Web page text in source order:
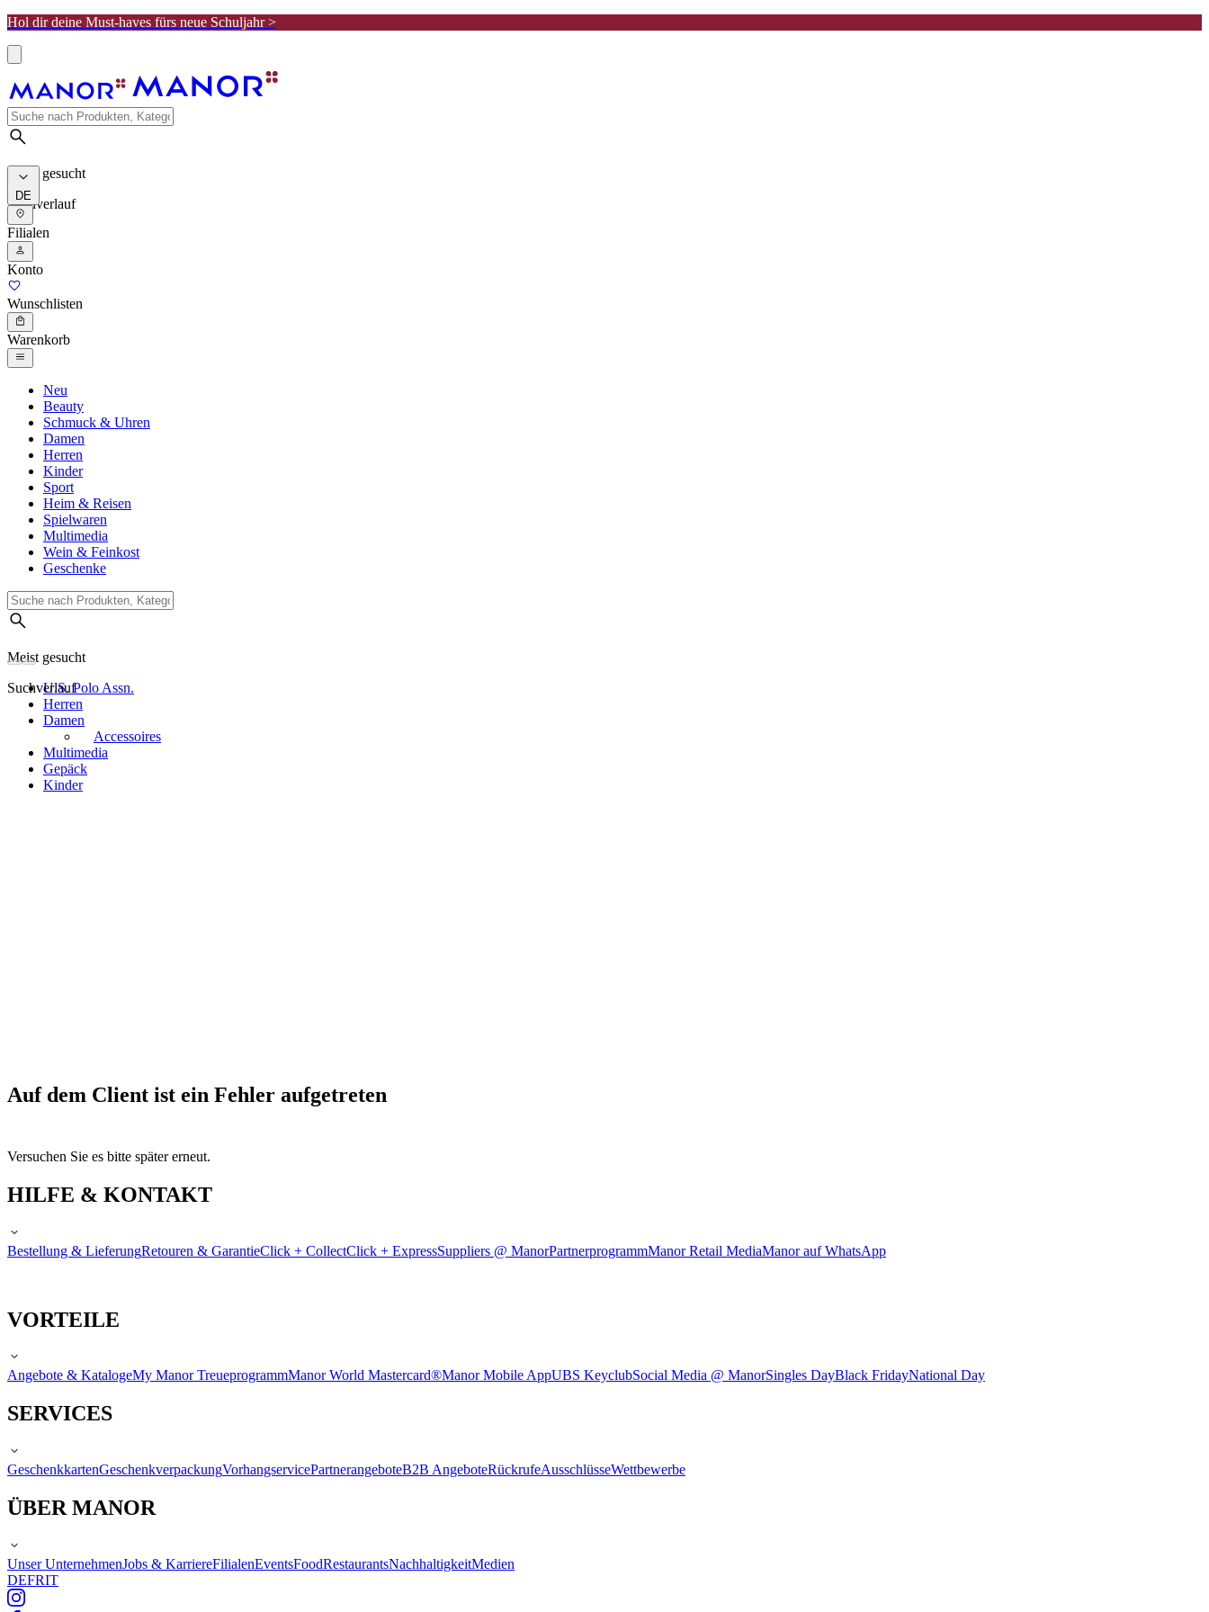
Hol dir deine Must-haves fürs neue Schuljahr >
Meist gesucht
Suchverlauf
DE
Filialen
Konto
Wunschlisten
Warenkorb
Neu
Beauty
Schmuck & Uhren
Damen
Herren
Kinder
Sport
Heim & Reisen
Spielwaren
Multimedia
Wein & Feinkost
Geschenke
Meist gesucht
SuchverlaufU.S. Polo Assn.
Herren
Damen
Accessoires
Multimedia
Gepäck
Kinder
Auf dem Client ist ein Fehler aufgetreten
Versuchen Sie es bitte später erneut.
HILFE & KONTAKT
Bestellung & LieferungRetouren & GarantieClick + CollectClick + ExpressSuppliers @ ManorPartnerprogrammManor Retail MediaManor auf WhatsApp
VORTEILE
Angebote & KatalogeMy Manor TreueprogrammManor World Mastercard®Manor Mobile AppUBS KeyclubSocial Media @ ManorSingles DayBlack FridayNational Day
SERVICES
GeschenkkartenGeschenkverpackungVorhangservicePartnerangeboteB2B AngeboteRückrufeAusschlüsseWettbewerbe
ÜBER MANOR
Unser UnternehmenJobs & KarriereFilialenEventsFoodRestaurantsNachhaltigkeitMedien
DEFRIT